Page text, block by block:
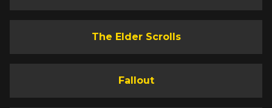
The Elder Scrolls
Fallout